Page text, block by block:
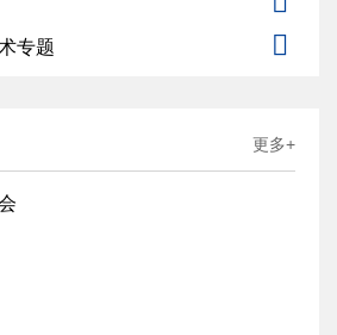
专题
更多+